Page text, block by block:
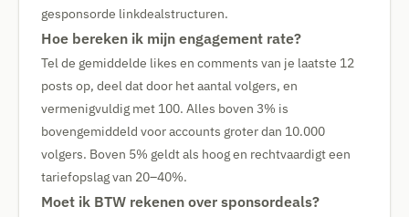
gesponsorde linkdealstructuren.
Hoe bereken ik mijn engagement rate?
Tel de gemiddelde likes en comments van je laatste 12
posts op, deel dat door het aantal volgers, en
vermenigvuldig met 100. Alles boven 3% is
bovengemiddeld voor accounts groter dan 10.000
volgers. Boven 5% geldt als hoog en rechtvaardigt een
tariefopslag van 20–40%.
Moet ik BTW rekenen over sponsordeals?